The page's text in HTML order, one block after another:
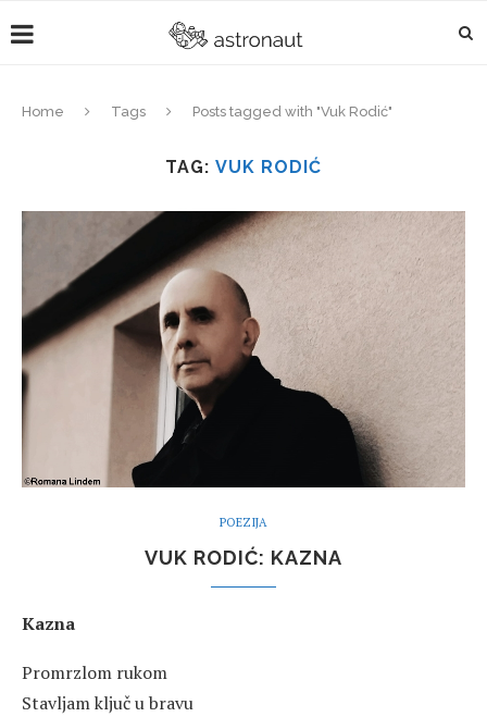
Home Tags Posts tagged with "Vuk Rodić"
TAG: VUK RODIĆ
POEZIJA
VUK RODIĆ: KAZNA
Kazna
Promrzlom rukom
Stavljam ključ u bravu